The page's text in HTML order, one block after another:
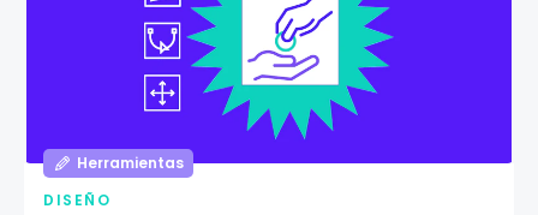
Herramientas
DISEÑO